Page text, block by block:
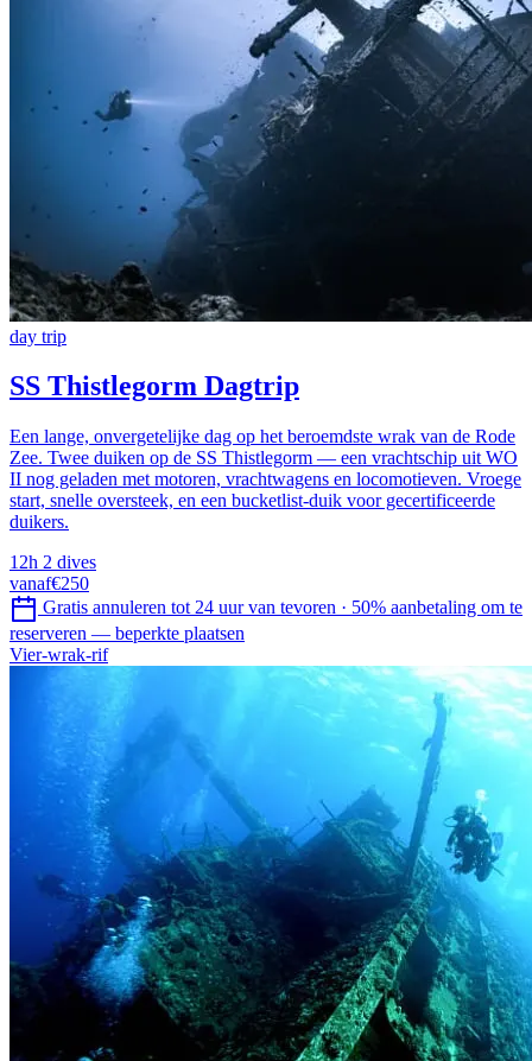
day trip
SS Thistlegorm Dagtrip
Een lange, onvergetelijke dag op het beroemdste wrak van de Rode
Zee. Twee duiken op de SS Thistlegorm — een vrachtschip uit WO
II nog geladen met motoren, vrachtwagens en locomotieven. Vroege
start, snelle oversteek, en een bucketlist-duik voor gecertificeerde
duikers.
12h 2 dives
vanaf€250
Gratis annuleren tot 24 uur van tevoren · 50% aanbetaling om te
reserveren — beperkte plaatsen
Vier-wrak-rif